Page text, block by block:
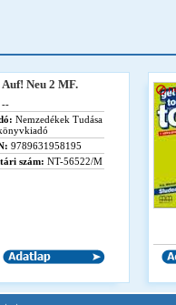
Auf! Neu 2 MF.
--
Nemzedékek Tudása
9789631958195
szám: NT-56522/M